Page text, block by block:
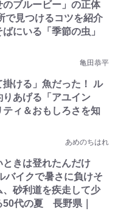
ブルービー」の正体
で見つけるコツを紹介
ばにいる「季節の虫」
亀田恭平
ける」魚だった！ ル
あげる「アユイン
ィ＆おもしろさを知
あめのちはれ
ときは登れたんだけ
イクで暑さに負けそ
、砂利道を疾走して少
50代の夏 長野県｜